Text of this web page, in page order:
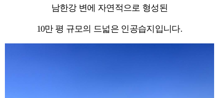
남한강 변에 자연적으로 형성된
10만 평 규모의 드넓은 인공습지입니다.